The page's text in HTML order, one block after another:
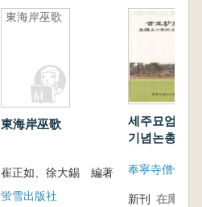
東海岸巫歌
東海岸巫歌
崔正如、徐大錫 編著
蛍雪出版社
세주묘엄 주
기념논총 (世
奉寧寺僧伽大
新刊 在庫なし